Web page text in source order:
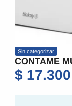
Sin
$